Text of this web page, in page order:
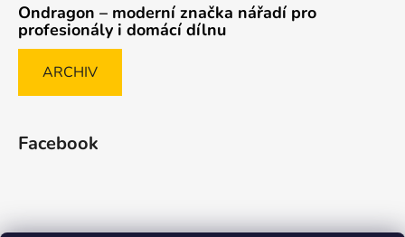
Ondragon – moderní značka nářadí pro
profesionály i domácí dílnu
ARCHIV
Facebook